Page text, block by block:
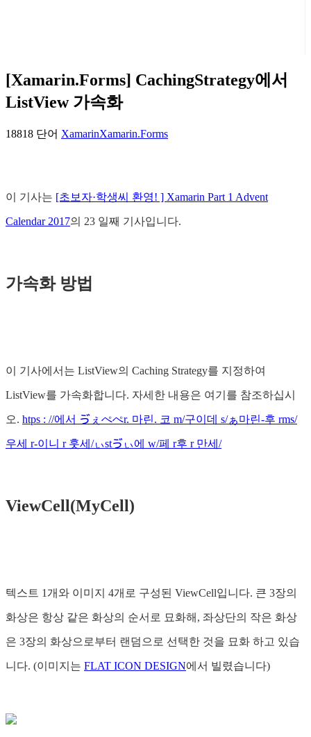
[Xamarin.Forms] CachingStrategy에서
ListView 가속화
18818 단어 XamarinXamarin.Forms
이 기사는 [초보자·학생씨 환영! ] Xamarin Part 1 Advent
Calendar 2017의 23 일째 기사입니다.
가속화 방법
이 기사에서는 ListView의 Caching Strategy를 지정하여
ListView를 가속화합니다. 자세한 내용은 여기를 참조하십시
오. htps : //에서 ゔぇぺぺr. 마린. 코 m/구이데 s/ぁ마린-후 rms/
우세 r-이니 r 훗세/ぃstゔぃ에 w/페 r후 r 만세/
ViewCell(MyCell)
텍스트 1개와 이미지 4개로 구성된 ViewCell입니다. 큰 3장의
화상은 항상 같은 화상의 순서로 묘화해, 좌상단의 작은 화상
은 3장의 화상으로부터 랜덤으로 선택한 것을 묘화 하고 있습
니다. (이미지는 FLAT ICON DESIGN에서 빌렸습니다)